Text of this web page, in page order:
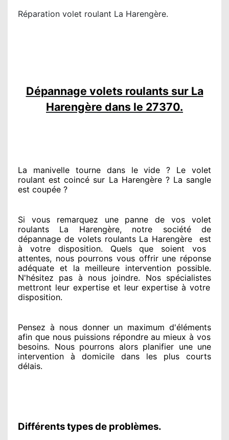
Réparation volet roulant La Harengère.
Dépannage volets roulants sur La
Harengère dans le 27370.
La manivelle tourne dans le vide ? Le volet
roulant est coincé sur La Harengère ? La sangle
est coupée ?
Si vous remarquez une panne de vos volet
roulants La Harengère, notre sociétéde
dépannage de volets roulants La Harengère
est
à votre disposition. Quels que soient vos
attentes, nous pourrons vous offrirune réponse
adéquate et la meilleure intervention possible.
N'hésitez pas à nous joindre. Nos spécialistes
mettront leur expertiseet leur expertise à votre
disposition.
Pensez à nous donnerun maximum d'éléments
afin que nous puissions répondre au mieux à vos
besoins. Nous pourrons alors planifier une une
intervention à domicile dans les plus courts
délais.
Différents types de problèmes.